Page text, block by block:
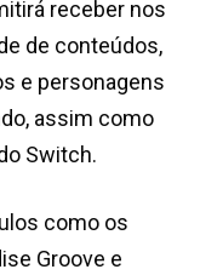
receber nos
de conteúdos,
e personagens
assim como
Switch.
como os
Groove e